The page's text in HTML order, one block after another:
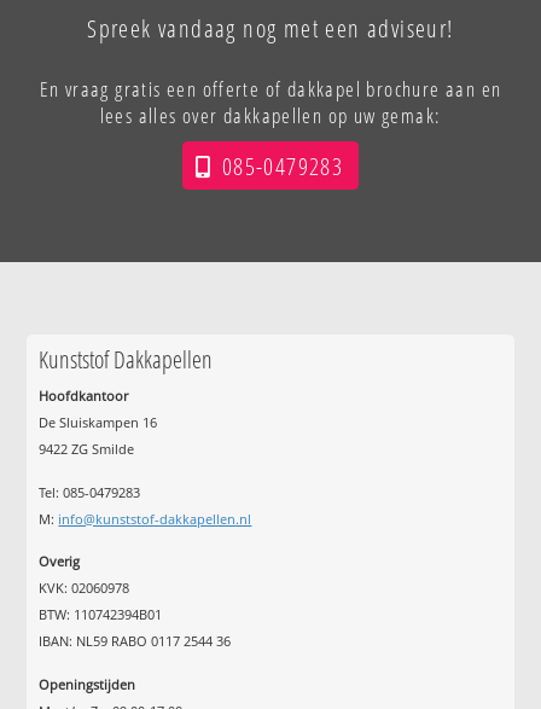
Spreek vandaag nog met een adviseur!
En vraag gratis een offerte of dakkapel brochure aan en
lees alles over dakkapellen op uw gemak:
085-0479283
Kunststof Dakkapellen
Hoofdkantoor
De Sluiskampen 16
9422 ZG Smilde
Tel: 085-0479283
M: info@kunststof-dakkapellen.nl
Overig
KVK: 02060978
BTW: 110742394B01
IBAN: NL59 RABO 0117 2544 36
Openingstijden